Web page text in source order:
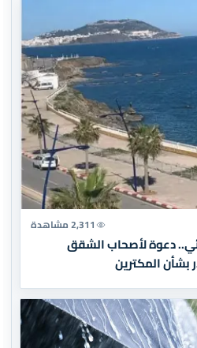
2,311 مشاهدة
دعوة لأصحاب الشقق
بشأن المكترين